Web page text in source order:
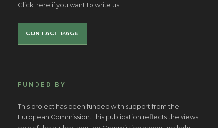
Click here if you want to write us.
CONTACT PAGE
FUNDED BY
This project has been funded with support from the
European Commission. This publication reflects the views